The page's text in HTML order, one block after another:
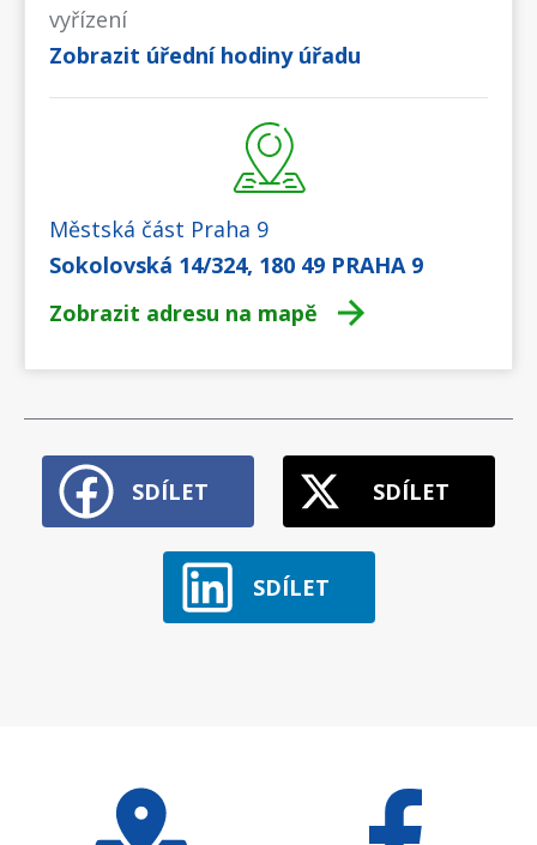
vyřízení
Zobrazit úřední hodiny úřadu
Městská část Praha 9
Sokolovská 14/324, 180 49 PRAHA 9
Zobrazit adresu na mapě
SDÍLET SDÍLET
SDÍLET